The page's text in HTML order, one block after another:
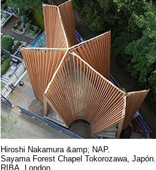
Hiroshi Nakamura &amp; NAP.
Sayama Forest Chapel Tokorozawa, Japón.
RIBA, London.